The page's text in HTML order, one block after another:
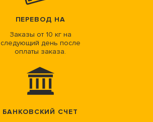
ПЕРЕВОД НА
Заказы от 10 кг на
следующий день после
оплаты заказа.
БАНКОВСКИЙ СЧЕТ